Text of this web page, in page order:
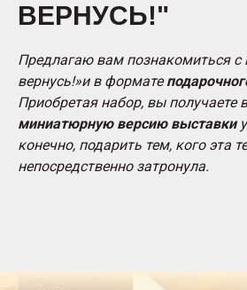
ВЕРНУСЬ!"
Предлагаю вам познакомиться с
вернусь!»и в формате
Приобретая набор, вы получаете
миниатюрную версию выставки
конечно, подарить тем, кого эта
непосредственно затронула.